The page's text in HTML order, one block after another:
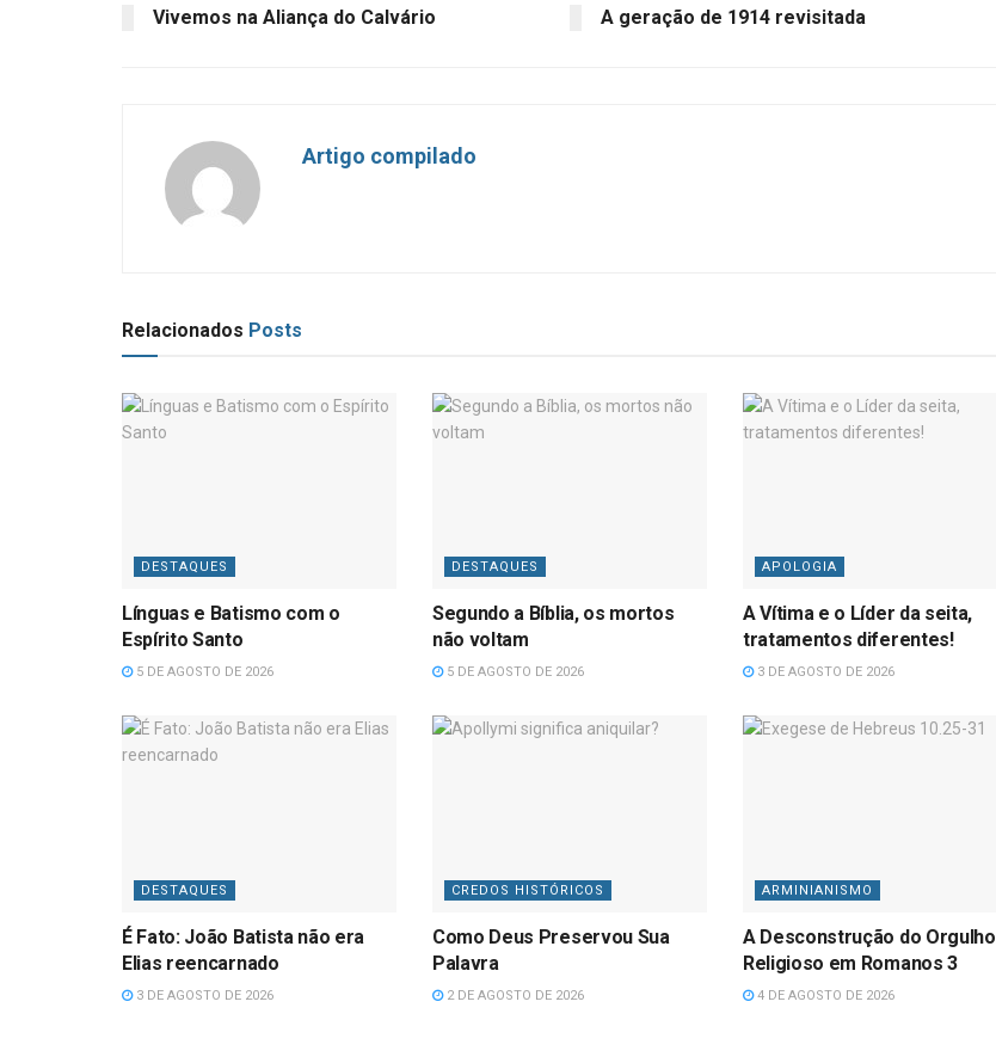
Vivemos na Aliança do Calvário A geração de 1914 revisitada
Artigo compilado
Relacionados Posts
DESTAQUES
Línguas e Batismo com o
Espírito Santo
5 DE AGOSTO DE 2026
DESTAQUES
Segundo a Bíblia, os mortos
não voltam
5 DE AGOSTO DE 2026
APOLOGIA
A Vítima e o Líder da seita,
tratamentos diferentes!
3 DE AGOSTO DE 2026
DESTAQUES
É Fato: João Batista não era
Elias reencarnado
3 DE AGOSTO DE 2026
CREDOS HISTÓRICOS
Como Deus Preservou Sua
Palavra
2 DE AGOSTO DE 2026
ARMINIANISMO
A Desconstrução do Orgulho
Religioso em Romanos 3
4 DE AGOSTO DE 2026